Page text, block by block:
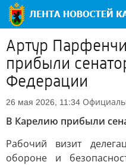
Артур
прибыли
Федерации
26 мая 2026, 11:34
В Карелию прибыли
Рабочий визит
обороне и